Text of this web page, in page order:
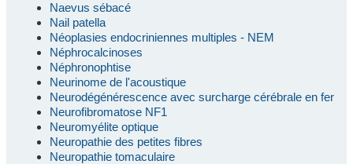
Naevus sébacé
Nail patella
Néoplasies endocriniennes multiples - NEM
Néphrocalcinoses
Néphronophtise
Neurinome de l'acoustique
Neurodégénérescence avec surcharge cérébrale en fer
Neurofibromatose NF1
Neuromyélite optique
Neuropathie des petites fibres
Neuropathie tomaculaire